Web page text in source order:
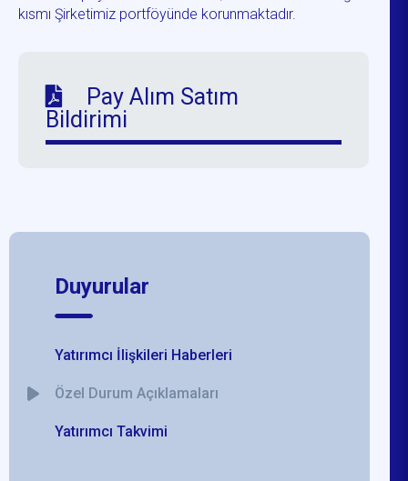
kısmı Şirketimiz portföyünde korunmaktadır.
Pay Alım Satım
Bildirimi
Duyurular
Yatırımcı İlişkileri Haberleri
Özel Durum Açıklamaları
Yatırımcı Takvimi